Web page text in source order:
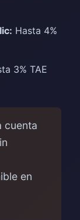
Hasta 4%
3% TAE
cuenta
en